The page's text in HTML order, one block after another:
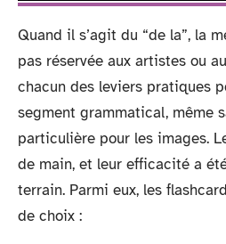
Quand il s’agit du “de la”, la
pas réservée aux artistes ou
chacun des leviers pratiques
segment grammatical, même
particulière pour les images.
de main, et leur efficacité a
terrain. Parmi eux, les
de choix :